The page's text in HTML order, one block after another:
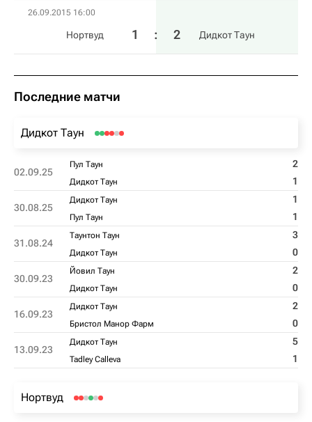
26.09.2015 16:00
Нортвуд 1 : 2 Дидкот Таун
Последние матчи
Дидкот Таун
02.09.25
Пул Таун 2
Дидкот Таун 1
30.08.25
Дидкот Таун 1
Пул Таун 1
31.08.24
Таунтон Таун 3
Дидкот Таун 0
30.09.23
Йовил Таун 2
Дидкот Таун 0
16.09.23
Дидкот Таун 2
Бристол Манор Фарм 0
13.09.23
Дидкот Таун 5
Tadley Calleva 1
Нортвуд